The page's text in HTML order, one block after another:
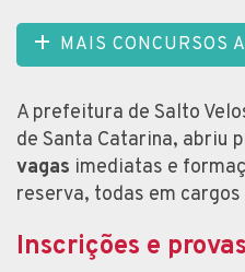
MAIS CONCURSOS
A prefeitura de Salto
de Santa Catarina, abriu
vagas imediatas e
reserva, todas em
Inscrições e provas